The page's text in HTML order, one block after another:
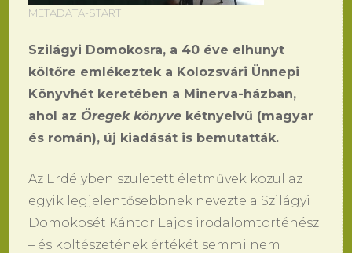
METADATA-START
Szilágyi Domokosra, a 40 éve elhunyt
költőre emlékeztek a Kolozsvári Ünnepi
Könyvhét keretében a Minerva-házban,
ahol az Öregek könyve kétnyelvű (magyar
és román), új kiadását is bemutatták.
Az Erdélyben született életművek közül az
egyik legjelentősebbnek nevezte a Szilágyi
Domokosét Kántor Lajos irodalomtörténész
– és költészetének értékét semmi nem